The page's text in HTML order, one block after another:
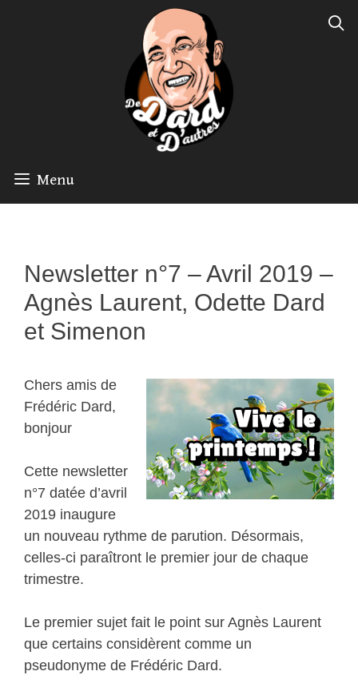
Menu
Newsletter n°7 – Avril 2019 –
Agnès Laurent, Odette Dard
et Simenon
Chers amis de
Frédéric Dard,
bonjour
Cette newsletter
n°7 datée d’avril
2019 inaugure
un nouveau rythme de parution. Désormais,
celles-ci paraîtront le premier jour de chaque
trimestre.
Le premier sujet fait le point sur Agnès Laurent
que certains considèrent comme un
pseudonyme de Frédéric Dard.